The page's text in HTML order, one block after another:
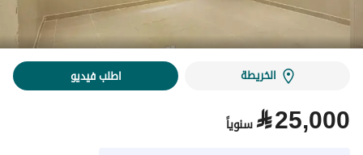
الخريطة اطلب فيديو
⃁25,000 سنوياً